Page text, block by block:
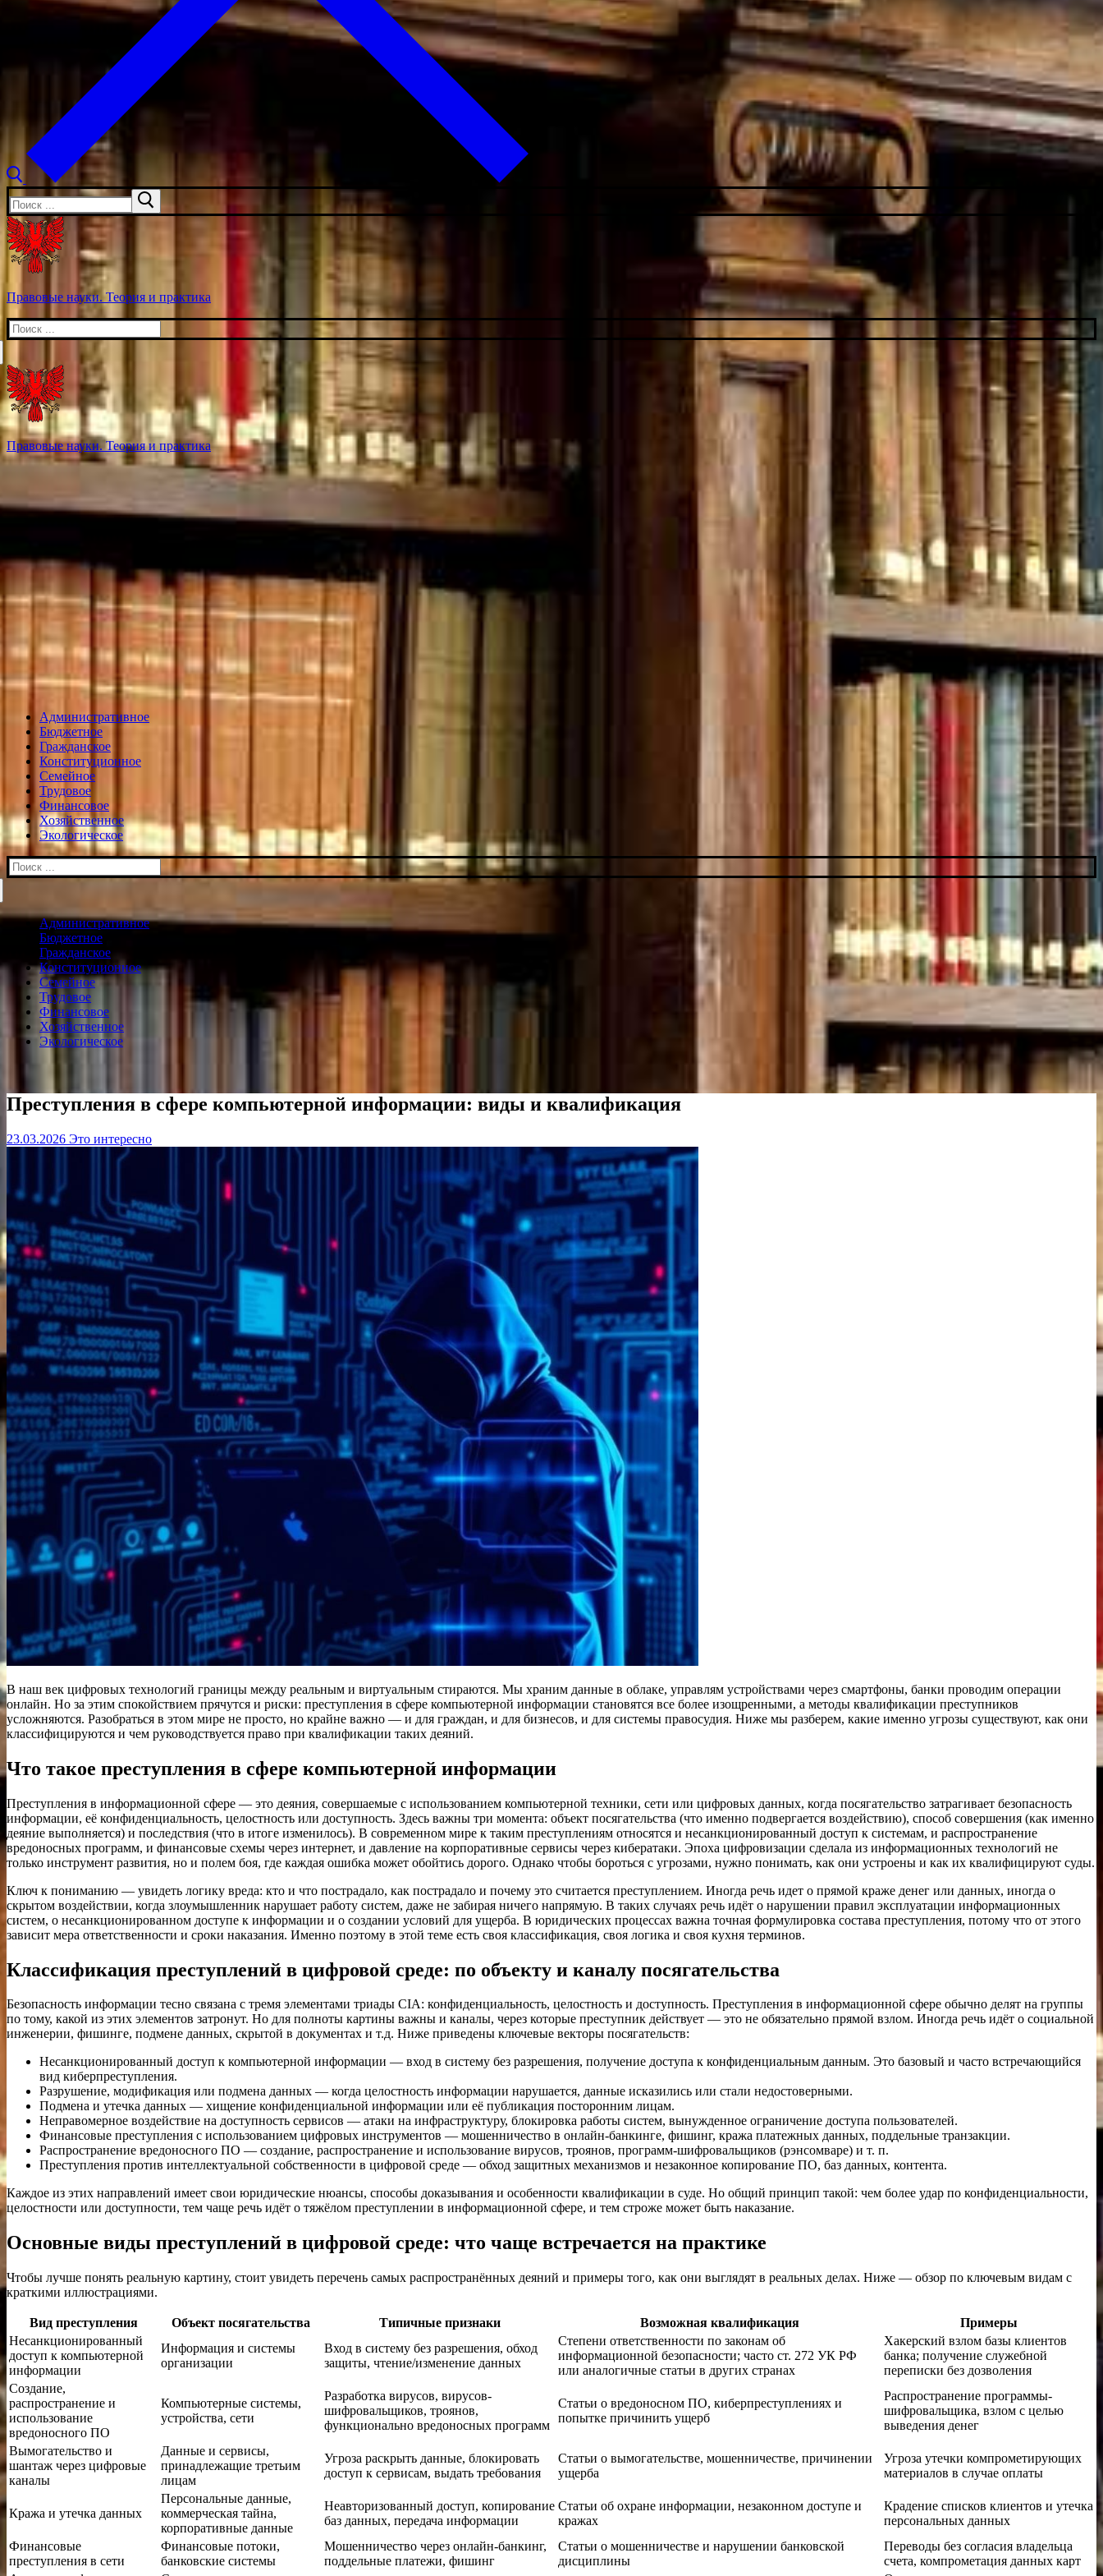
Искать:
Правовые науки. Теория и практика
Искать:
Правовые науки. Теория и практика
Административное
Бюджетное
Гражданское
Конституционное
Семейное
Трудовое
Финансовое
Хозяйственное
Экологическое
Искать:
Административное
Бюджетное
Гражданское
Конституционное
Семейное
Трудовое
Финансовое
Хозяйственное
Экологическое
Преступления в сфере компьютерной информации: виды и квалификация
23.03.2026 Это интересно
В наш век цифровых технологий границы между реальным и виртуальным стираются. Мы храним данные в облаке, управлям устройствами через смартфоны, банки проводим операции
онлайн. Но за этим спокойствием прячутся и риски: преступления в сфере компьютерной информации становятся все более изощренными, а методы квалификации преступников
усложняются. Разобраться в этом мире не просто, но крайне важно — и для граждан, и для бизнесов, и для системы правосудия. Ниже мы разберем, какие именно угрозы существуют, как они
классифицируются и чем руководствуется право при квалификации таких деяний.
Что такое преступления в сфере компьютерной информации
Преступления в информационной сфере — это деяния, совершаемые с использованием компьютерной техники, сети или цифровых данных, когда посягательство затрагивает безопасность
информации, её конфиденциальность, целостность или доступность. Здесь важны три момента: объект посягательства (что именно подвергается воздействию), способ совершения (как именно
деяние выполняется) и последствия (что в итоге изменилось). В современном мире к таким преступлениям относятся и несанкционированный доступ к системам, и распространение
вредоносных программ, и финансовые схемы через интернет, и давление на корпоративные сервисы через кибератаки. Эпоха цифровизации сделала из информационных технологий не
только инструмент развития, но и полем боя, где каждая ошибка может обойтись дорого. Однако чтобы бороться с угрозами, нужно понимать, как они устроены и как их квалифицируют суды.
Ключ к пониманию — увидеть логику вреда: кто и что пострадало, как пострадало и почему это считается преступлением. Иногда речь идет о прямой краже денег или данных, иногда о
скрытом воздействии, когда злоумышленник нарушает работу систем, даже не забирая ничего напрямую. В таких случаях речь идёт о нарушении правил эксплуатации информационных
систем, о несанкционированном доступе к информации и о создании условий для ущерба. В юридических процессах важна точная формулировка состава преступления, потому что от этого
зависит мера ответственности и сроки наказания. Именно поэтому в этой теме есть своя классификация, своя логика и своя кухня терминов.
Классификация преступлений в цифровой среде: по объекту и каналу посягательства
Безопасность информации тесно связана с тремя элементами триады CIA: конфиденциальность, целостность и доступность. Преступления в информационной сфере обычно делят на группы
по тому, какой из этих элементов затронут. Но для полноты картины важны и каналы, через которые преступник действует — это не обязательно прямой взлом. Иногда речь идёт о социальной
инженерии, фишинге, подмене данных, скрытой в документах и т.д. Ниже приведены ключевые векторы посягательств:
Несанкционированный доступ к компьютерной информации — вход в систему без разрешения, получение доступа к конфиденциальным данным. Это базовый и часто встречающийся
вид киберпреступления.
Разрушение, модификация или подмена данных — когда целостность информации нарушается, данные исказились или стали недостоверными.
Подмена и утечка данных — хищение конфиденциальной информации или её публикация посторонним лицам.
Неправомерное воздействие на доступность сервисов — атаки на инфраструктуру, блокировка работы систем, вынужденное ограничение доступа пользователей.
Финансовые преступления с использованием цифровых инструментов — мошенничество в онлайн-банкинге, фишинг, кража платежных данных, поддельные транзакции.
Распространение вредоносного ПО — создание, распространение и использование вирусов, троянов, программ-шифровальщиков (рэнсомваре) и т. п.
Преступления против интеллектуальной собственности в цифровой среде — обход защитных механизмов и незаконное копирование ПО, баз данных, контента.
Каждое из этих направлений имеет свои юридические нюансы, способы доказывания и особенности квалификации в суде. Но общий принцип такой: чем более удар по конфиденциальности,
целостности или доступности, тем чаще речь идёт о тяжёлом преступлении в информационной сфере, и тем строже может быть наказание.
Основные виды преступлений в цифровой среде: что чаще встречается на практике
Чтобы лучше понять реальную картину, стоит увидеть перечень самых распространённых деяний и примеры того, как они выглядят в реальных делах. Ниже — обзор по ключевым видам с
краткими иллюстрациями.
Вид преступления Объект посягательства Типичные признаки Возможная квалификация
Примеры
Несанкционированный
доступ к компьютерной
информации
Информация и системы
организации
Вход в систему без разрешения, обход
защиты, чтение/изменение данных
Степени ответственности по законам об
информационной безопасности; часто ст. 272 УК РФ
или аналогичные статьи в других странах
Хакерский взлом базы клиентов
банка; получение служебной
переписки без дозволения
Создание,
распространение и
использование
вредоносного ПО
Компьютерные системы,
устройства, сети
Разработка вирусов, вирусов-
шифровальщиков, троянов,
функционально вредоносных программ
Статьи о вредоносном ПО, киберпреступлениях и
попытке причинить ущерб
Распространение программы-
шифровальщика, взлом с целью
выведения денег
Вымогательство и
шантаж через цифровые
каналы
Данные и сервисы,
принадлежащие третьим
лицам
Угроза раскрыть данные, блокировать
доступ к сервисам, выдать требования
Статьи о вымогательстве, мошенничестве, причинении
ущерба
Угроза утечки компрометирующих
материалов в случае оплаты
Кража и утечка данных
Персональные данные,
коммерческая тайна,
корпоративные данные
Неавторизованный доступ, копирование
баз данных, передача информации
Статьи об охране информации, незаконном доступе и
кражах
Крадение списков клиентов и утечка
персональных данных
Финансовые
преступления в сети
Финансовые потоки,
банковские системы
Мошенничество через онлайн-банкинг,
поддельные платежи, фишинг
Статьи о мошенничестве и нарушении банковской
дисциплины
Переводы без согласия владельца
счета, компрометация данных карт